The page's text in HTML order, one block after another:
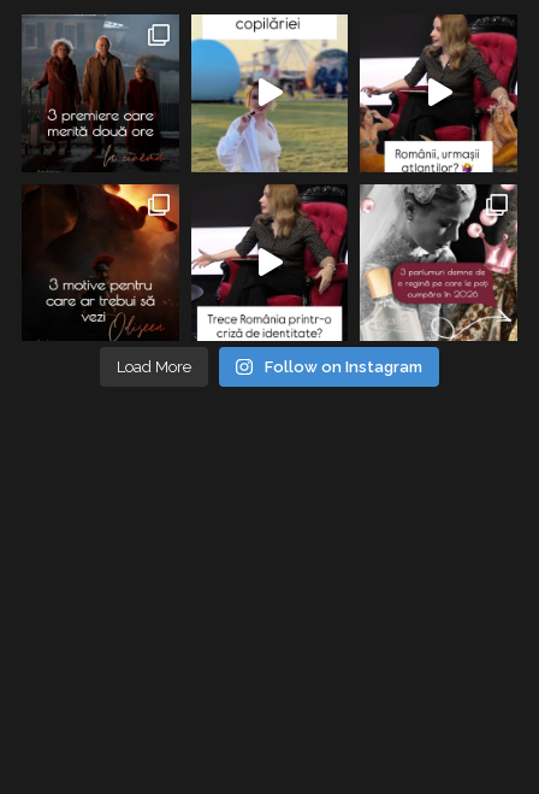
Load More Follow on Instagram